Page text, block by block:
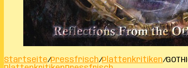
Startseite/Pressfrisch/Plattenkritiken/